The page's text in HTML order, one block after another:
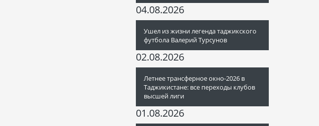
04.08.2026
Ушел из жизни легенда таджикского
футбола Валерий Турсунов
02.08.2026
Летнее трансферное окно-2026 в
Таджикистане: все переходы клубов
высшей лиги
01.08.2026